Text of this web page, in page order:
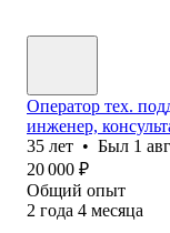
Оператор тех.
инженер,
35 лет • Был 1
20 000 ₽
Общий опыт
2 года 4 месяца